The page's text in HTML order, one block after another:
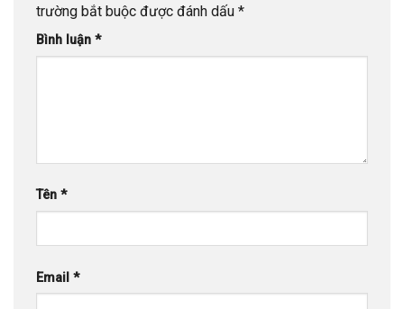
trường bắt buộc được đánh dấu *
Bình luận *
Tên *
Email *